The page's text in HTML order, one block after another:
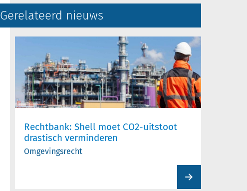
Gerelateerd nieuws
Rechtbank: Shell moet CO2-uitstoot
drastisch verminderen
Omgevingsrecht
product